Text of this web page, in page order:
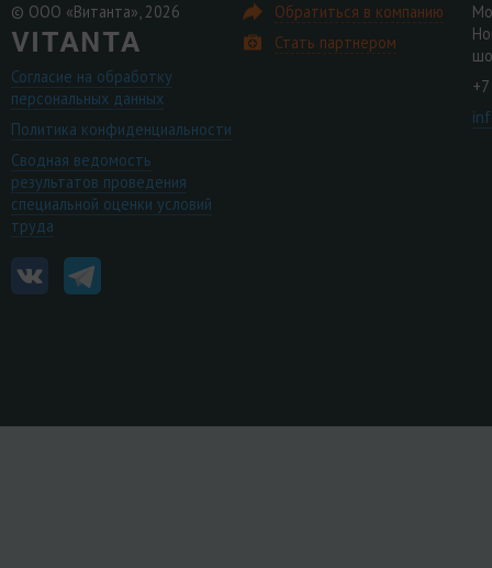
© ООО «Витанта», 2026
Согласие на обработку
персональных данных
Политика конфиденциальности
Сводная ведомость
результатов проведения
специальной оценки условий
труда
Обратиться в компанию
Стать партнером